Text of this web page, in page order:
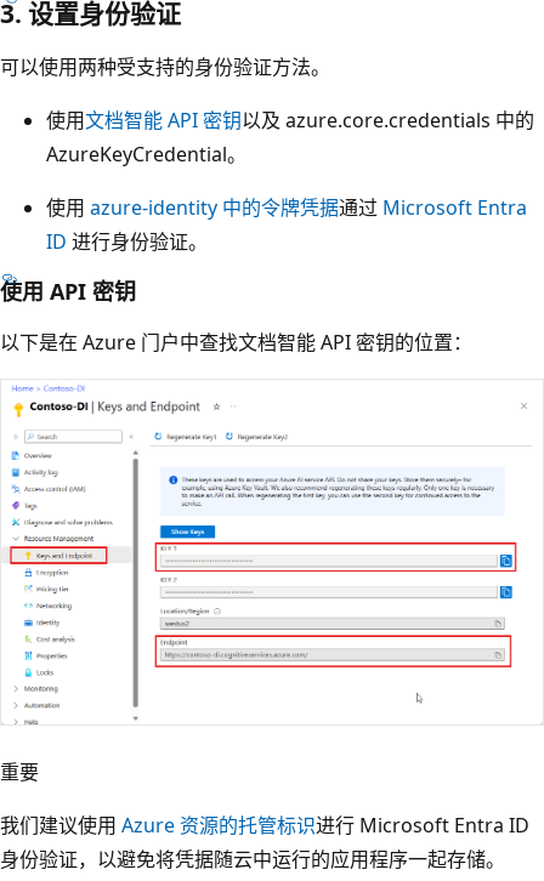
3. 设置身份验证
可以使用两种受支持的身份验证方法。
使用文档智能 API 密钥以及 azure.core.credentials 中的
AzureKeyCredential。
使用 azure-identity 中的令牌凭据通过 Microsoft Entra
ID 进行身份验证。
使用 API 密钥
以下是在 Azure 门户中查找文档智能 API 密钥的位置：
重要
我们建议使用 Azure 资源的托管标识进行 Microsoft Entra ID
身份验证，以避免将凭据随云中运行的应用程序一起存储。